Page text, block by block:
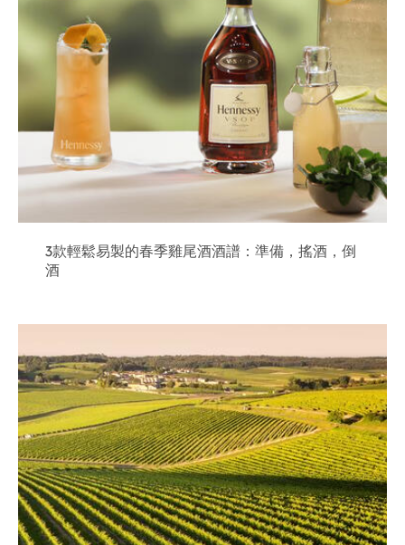
3款輕鬆易製的春季雞尾酒酒譜：準備，搖酒，倒
酒